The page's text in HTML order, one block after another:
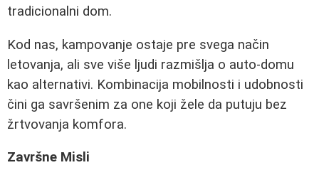
tradicionalni dom.
Kod nas, kampovanje ostaje pre svega način
letovanja, ali sve više ljudi razmišlja o auto-domu
kao alternativi. Kombinacija mobilnosti i udobnosti
čini ga savršenim za one koji žele da putuju bez
žrtvovanja komfora.
Završne Misli